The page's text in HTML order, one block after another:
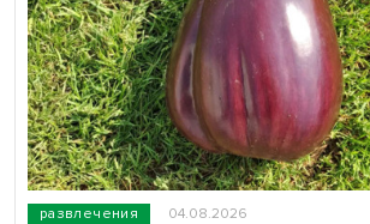
развлечения 04.08.2026